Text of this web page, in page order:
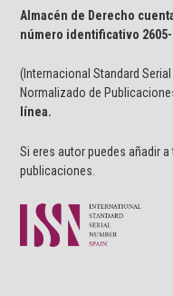
Almacén de Derecho
número identificativo
(Internacional Standard
Normalizado de
línea.
Si eres autor puedes añadir
publicaciones.